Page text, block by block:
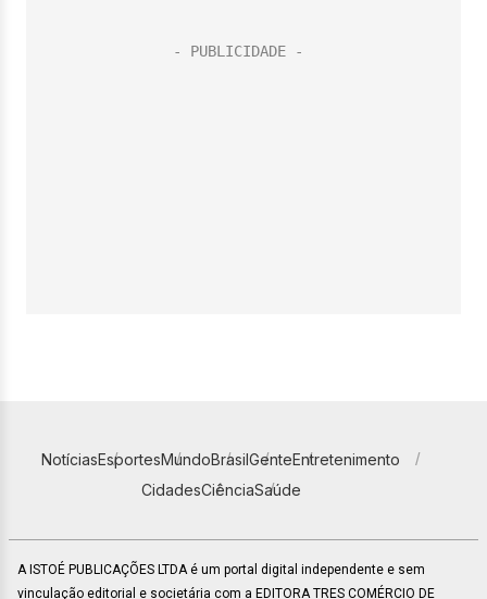
NotíciasEsportesMundoBrasilGenteEntretenimento
CidadesCiênciaSaúde
A ISTOÉ PUBLICAÇÕES LTDA é um portal digital independente e sem
vinculação editorial e societária com a EDITORA TRES COMÉRCIO DE